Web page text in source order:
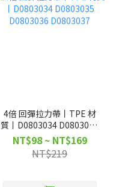
4倍 回彈拉力帶丨TPE 材
質丨D0803034 D0803035
D0803036 D0803037
NT$98 ~ NT$169
NT$219